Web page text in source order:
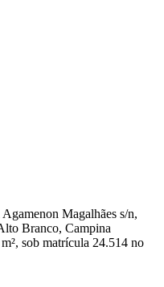
Magalhães s/n,
Branco, Campina
sob matrícula 24.514 no